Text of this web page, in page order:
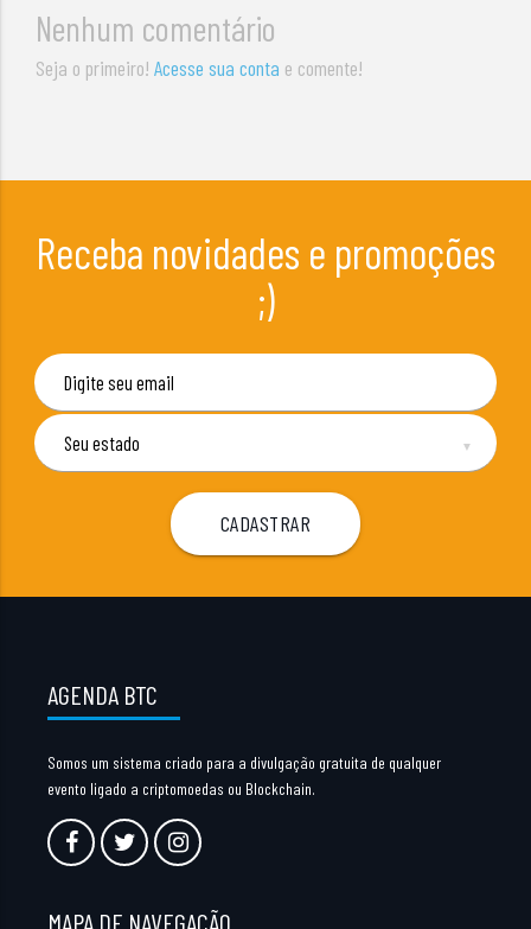
Nenhum comentário
Seja o primeiro!Acesse sua conta e comente!
Receba novidades e promoções
;)
▼
AGENDA BTC
Somos um sistema criado para a divulgação gratuita de qualquer
evento ligado a criptomoedas ou Blockchain.
MAPA DE NAVEGAÇÃO